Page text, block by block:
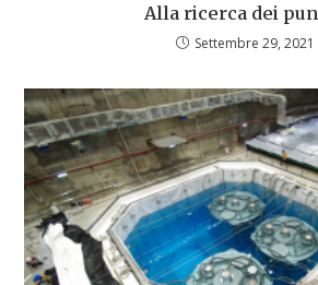
Alla ricerca dei
Settembre 29, 2021